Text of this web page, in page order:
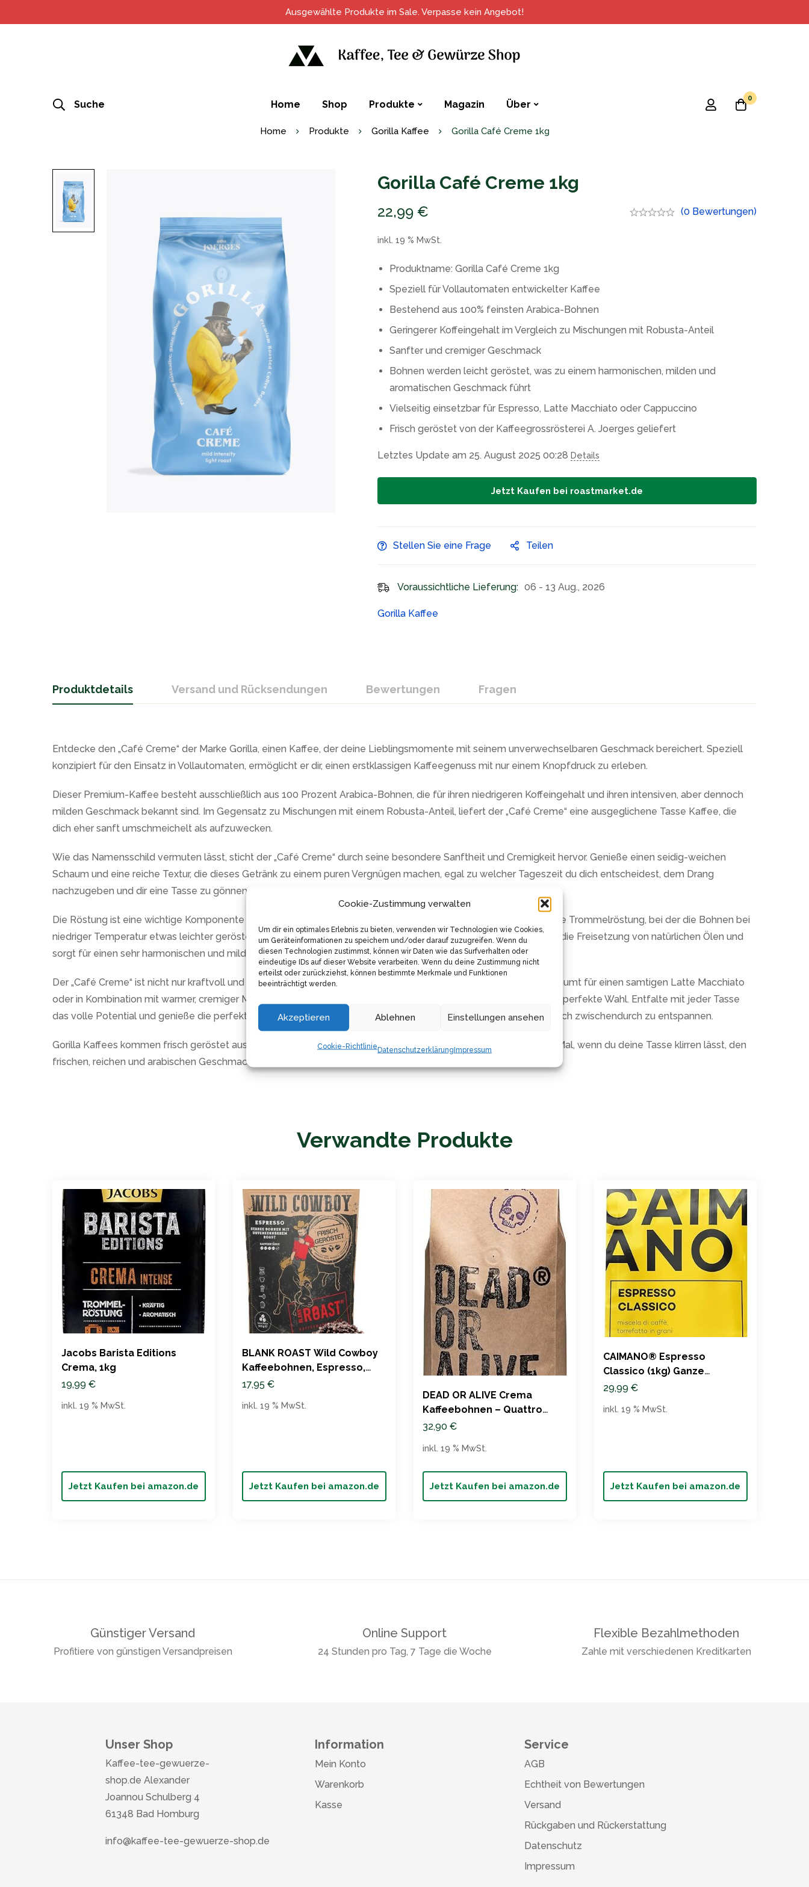
Cookie-Zustimmung verwalten
Um dir ein optimales Erlebnis zu bieten, verwenden wir Technologien wie Cookies,
um Geräteinformationen zu speichern und/oder darauf zuzugreifen. Wenn du
diesen Technologien zustimmst, können wir Daten wie das Surfverhalten oder
eindeutige IDs auf dieser Website verarbeiten. Wenn du deine Zustimmung nicht
erteilst oder zurückziehst, können bestimmte Merkmale und Funktionen
beeinträchtigt werden.
Akzeptieren Ablehnen Einstellungen ansehen
Cookie-RichtlinieDatenschutzerklärungImpressum
Ausgewählte Produkte im Sale. Verpasse kein Angebot!
Suche Home Shop Produkte Magazin Über
0
Home Produkte Gorilla Kaffee Gorilla Café Creme 1kg
Gorilla Café Creme 1kg
22,99 € (0 Bewertungen)
inkl. 19 % MwSt.
Produktname: Gorilla Café Creme 1kg
Speziell für Vollautomaten entwickelter Kaffee
Bestehend aus 100% feinsten Arabica-Bohnen
Geringerer Koffeingehalt im Vergleich zu Mischungen mit Robusta-Anteil
Sanfter und cremiger Geschmack
Bohnen werden leicht geröstet, was zu einem harmonischen, milden und
aromatischen Geschmack führt
Vielseitig einsetzbar für Espresso, Latte Macchiato oder Cappuccino
Frisch geröstet von der Kaffeegrossrösterei A. Joerges geliefert
Letztes Update am 25. August 2025 00:28 Details
Jetzt Kaufen bei roastmarket.de
Stellen Sie eine Frage Teilen
Voraussichtliche Lieferung: 06 - 13 Aug., 2026
Gorilla Kaffee
Produktdetails Versand und Rücksendungen Bewertungen Fragen
Entdecke den „Café Creme“ der Marke Gorilla, einen Kaffee, der deine Lieblingsmomente mit seinem unverwechselbaren Geschmack bereichert. Speziell
konzipiert für den Einsatz in Vollautomaten, ermöglicht er dir, einen erstklassigen Kaffeegenuss mit nur einem Knopfdruck zu erleben.
Dieser Premium-Kaffee besteht ausschließlich aus 100 Prozent Arabica-Bohnen, die für ihren niedrigeren Koffeingehalt und ihren intensiven, aber dennoch
milden Geschmack bekannt sind. Im Gegensatz zu Mischungen mit einem Robusta-Anteil, liefert der „Café Creme“ eine ausgeglichene Tasse Kaffee, die
dich eher sanft umschmeichelt als aufzuwecken.
Wie das Namensschild vermuten lässt, sticht der „Café Creme“ durch seine besondere Sanftheit und Cremigkeit hervor. Genieße einen seidig-weichen
Schaum und eine reiche Textur, die dieses Getränk zu einem puren Vergnügen machen, egal zu welcher Tageszeit du dich entscheidest, dem Drang
nachzugeben und dir eine Tasse zu gönnen.
Die Röstung ist eine wichtige Komponente bei der Herstellungqualität von Kaffee. Gorilla setzt auf die traditionelle Trommelröstung, bei der die Bohnen bei
niedriger Temperatur etwas leichter geröstet werden. Dieser schonende Prozess erhält das feine Aroma, fördert die Freisetzung von natürlichen Ölen und
sorgt für einen sehr harmonischen und milden Geschmack, der dennoch reich an Aromen ist.
Der „Café Creme“ ist nicht nur kraftvoll und aromatisch, sondern auch vielseitig. Ob als milder Espresso, aufgeschäumt für einen samtigen Latte Macchiato
oder in Kombination mit warmer, cremiger Milch für einen köstlichen Cappuccino – der „Café Creme“ ist immer die perfekte Wahl. Entfalte mit jeder Tasse
das volle Potential und genieße die perfekte Art, deinen Tag zu beginnen, eine Mahlzeit abzuschließen oder einfach zwischendurch zu entspannen.
Gorilla Kaffees kommen frisch geröstet aus der Kaffeegroßrösterei A. Joerges und garantieren so, dass du jedes Mal, wenn du deine Tasse klirren lässt, den
frischen, reichen und arabischen Geschmack erhältst, den du erwartest und verdienst.
Verwandte Produkte
Jacobs Barista Editions
Crema, 1kg
19,99 €
Jetzt Kaufen bei amazon.de
inkl. 19 % MwSt.
BLANK ROAST Wild Cowboy
Kaffeebohnen, Espresso,
500g
17,95 €
Jetzt Kaufen bei amazon.de
inkl. 19 % MwSt.
DEAD OR ALIVE Crema
Kaffeebohnen – Quattro
Spezial Edition
32,90 €
Jetzt Kaufen bei amazon.de
inkl. 19 % MwSt.
CAIMANO® Espresso
Classico (1kg) Ganze
Espressobohnen
29,99 €
Jetzt Kaufen bei amazon.de
inkl. 19 % MwSt.
Günstiger Versand
Profitiere von günstigen Versandpreisen
Online Support
24 Stunden pro Tag, 7 Tage die Woche
Flexible Bezahlmethoden
Zahle mit verschiedenen Kreditkarten
Unser Shop
Kaffee-tee-gewuerze-
shop.de Alexander
Joannou Schulberg 4
61348 Bad Homburg
info@kaffee-tee-gewuerze-shop.de
Information
Mein Konto
Warenkorb
Kasse
Service
AGB
Echtheit von Bewertungen
Versand
Rückgaben und Rückerstattung
Datenschutz
Impressum